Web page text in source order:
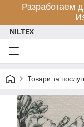
Разработаем
NILTEX
Товари та